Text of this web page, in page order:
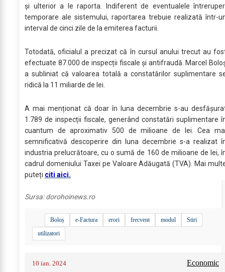
și ulterior a le raporta. Indiferent de eventualele
temporare ale sistemului, raportarea trebuie realizată într-
interval de cinci zile de la emiterea facturii.
Totodată, oficialul a precizat că în cursul anului trecut au
efectuate 87.000 de inspecții fiscale și antifraudă. Marcel
a subliniat că valoarea totală a constatărilor suplimentare
ridică la 11 miliarde de lei.
A mai menționat că doar în luna decembrie s-au
1.789 de inspecții fiscale, generând constatări suplimentare
cuantum de aproximativ 500 de milioane de lei. Cea
semnificativă descoperire din luna decembrie s-a realizat
industria prelucrătoare, cu o sumă de 160 de milioane de lei,
cadrul domeniului Taxei pe Valoare Adăugată (TVA). Mai
puteți citi aici.
Sursa:dorohoinews.ro
Boloș e-Factura erori frecvent modul
Stiri
utilizatori
10 ian. 2024 Economic